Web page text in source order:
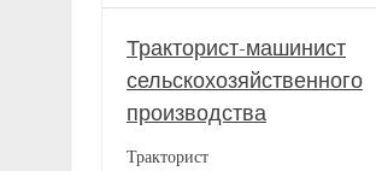
Тракторист-машинист
сельскохозяйственного
производства
Тракторист